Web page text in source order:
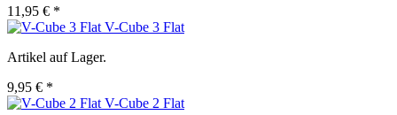
11,95 € *
V-Cube 3 Flat
Artikel auf Lager.
9,95 € *
V-Cube 2 Flat